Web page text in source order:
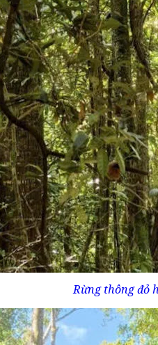
Rừng thông đỏ